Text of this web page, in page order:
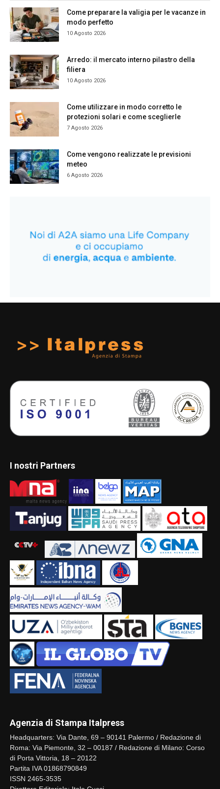
Come preparare la valigia per le vacanze in
modo perfetto
10 Agosto 2026
Arredo: il mercato interno pilastro della
filiera
10 Agosto 2026
Come utilizzare in modo corretto le
protezioni solari e come sceglierle
7 Agosto 2026
Come vengono realizzate le previsioni
meteo
6 Agosto 2026
I nostri Partners
Agenzia di Stampa Italpress
Headquarters: Via Dante, 69 – 90141 Palermo / Redazione di
Roma: Via Piemonte, 32 – 00187 / Redazione di Milano: Corso
di Porta Vittoria, 18 – 20122
Partita IVA 01868790849
ISSN 2465-3535